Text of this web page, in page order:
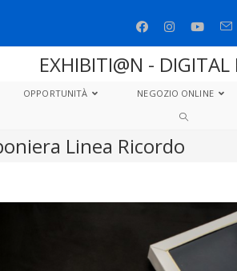
EXHIBITI@N - DIGITAL
OPPORTUNITÀ NEGOZIO ONLINE
Linea Ricordo